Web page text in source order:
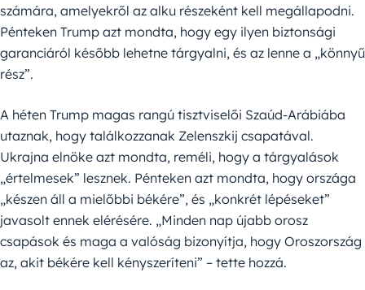
számára, amelyekről az alku részeként kell megállapodni.
Pénteken Trump azt mondta, hogy egy ilyen biztonsági
garanciáról később lehetne tárgyalni, és az lenne a „könnyű
rész”.
A héten Trump magas rangú tisztviselői Szaúd-Arábiába
utaznak, hogy találkozzanak Zelenszkij csapatával.
Ukrajna elnöke azt mondta, reméli, hogy a tárgyalások
„értelmesek” lesznek. Pénteken azt mondta, hogy országa
„készen áll a mielőbbi békére”, és „konkrét lépéseket”
javasolt ennek elérésére. „Minden nap újabb orosz
csapások és maga a valóság bizonyítja, hogy Oroszország
az, akit békére kell kényszeríteni” – tette hozzá.